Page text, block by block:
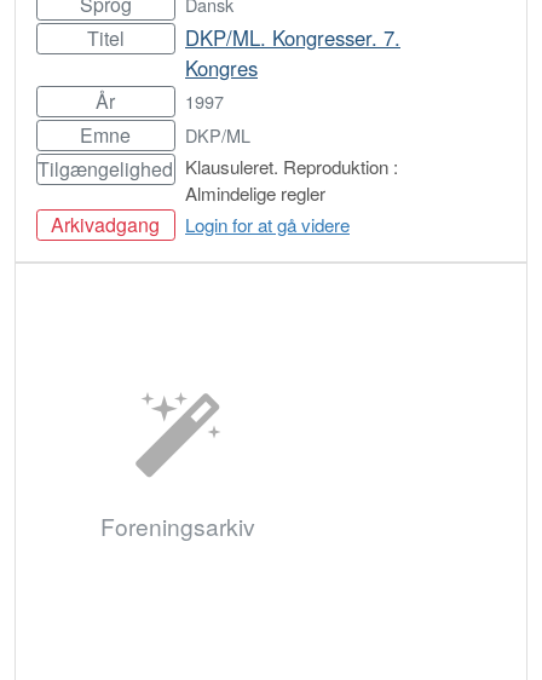
Titel
DKP/ML. Kongresser. 7.
Kongres
År 1997
Emne DKP/ML
Tilgængelighed Klausuleret. Reproduktion :
Almindelige regler
Arkivadgang Login for at gå videre
Bestil
Foreningsarkiv